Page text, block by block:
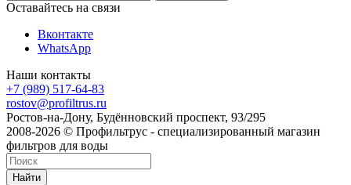
Оставайтесь на связи
Вконтакте
WhatsApp
Наши контакты
+7 (989) 517-64-83
rostov@profiltrus.ru
Ростов-на-Дону, Будённовский проспект, 93/295
2008-2026 © Профильтрус - специализированный магазин
фильтров для воды
Найти